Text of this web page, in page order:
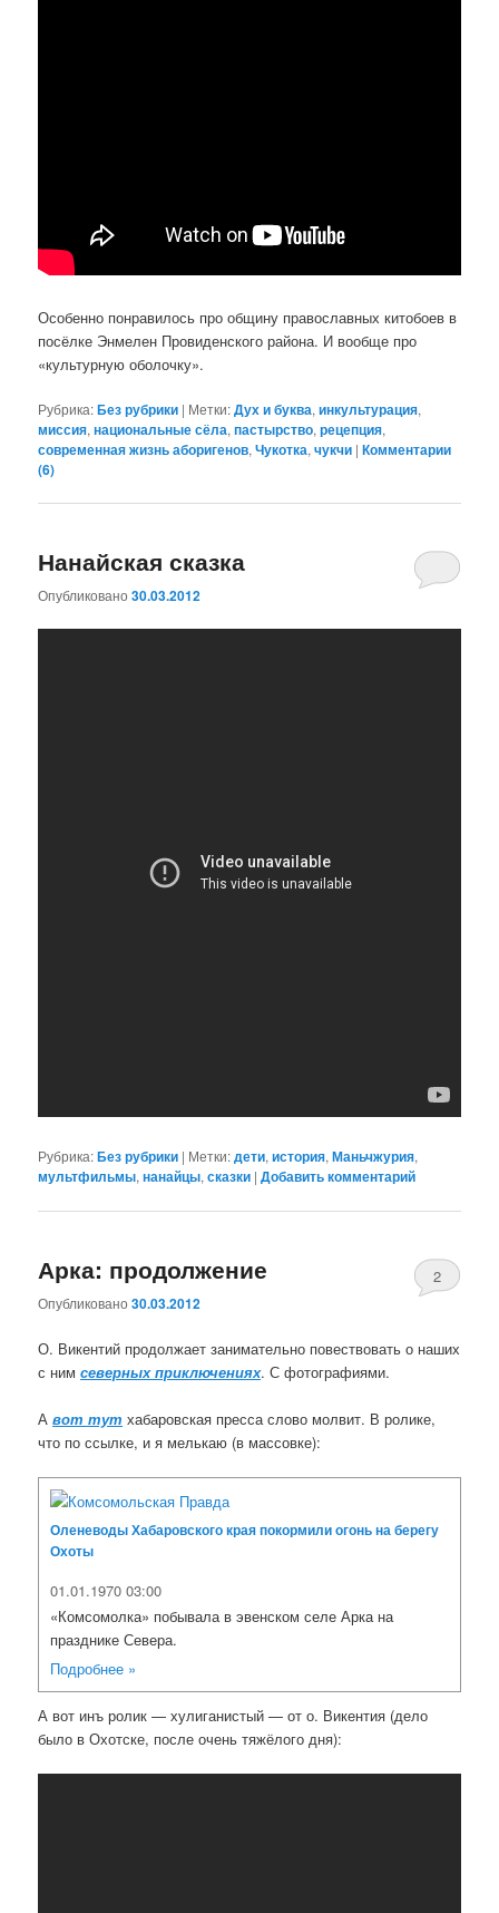
Особенно понравилось про общину православных китобоев в
посёлке Энмелен Провиденского района. И вообще про
«культурную оболочку».
Рубрика:Без рубрики | Метки:Дух и буква,инкультурация,
миссия,национальные сёла,пастырство,рецепция,
современная жизнь аборигенов,Чукотка,чукчи |Комментарии
(6)
Нанайская сказка
Опубликовано30.03.2012
Рубрика:Без рубрики | Метки:дети,история,Маньчжурия,
мультфильмы,нанайцы,сказки |Добавить комментарий
Арка: продолжение
Опубликовано30.03.2012
2
О. Викентий продолжает занимательно повествовать о наших
с нимсеверных приключениях. С фотографиями.
Авот тут хабаровская пресса слово молвит. В ролике,
что по ссылке, и я мелькаю (в массовке):
Оленеводы Хабаровского края покормили огонь на берегу
Охоты
01.01.1970 03:00
«Комсомолка» побывала в эвенском селе Арка на
празднике Севера.
Подробнее »
А вот инъ ролик — хулиганистый — от о. Викентия (дело
было в Охотске, после очень тяжёлого дня):